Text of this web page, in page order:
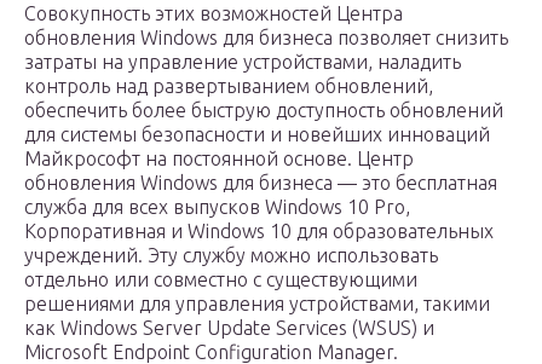
Совокупность этих возможностей Центра
обновления Windows для бизнеса позволяет снизить
затраты на управление устройствами, наладить
контроль над развертыванием обновлений,
обеспечить более быструю доступность обновлений
для системы безопасности и новейших инноваций
Майкрософт на постоянной основе. Центр
обновления Windows для бизнеса — это бесплатная
служба для всех выпусков Windows 10 Pro,
Корпоративная и Windows 10 для образовательных
учреждений. Эту службу можно использовать
отдельно или совместно с существующими
решениями для управления устройствами, такими
как Windows Server Update Services (WSUS) и
Microsoft Endpoint Configuration Manager.